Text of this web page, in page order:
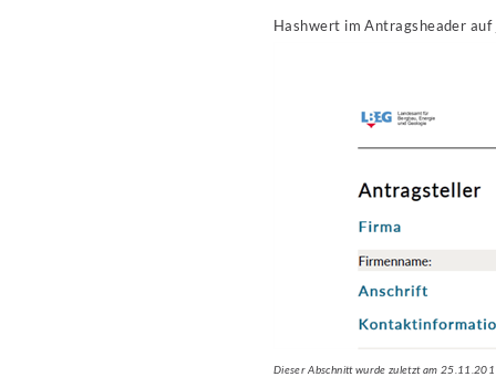
Hashwert im Antragsheader auf
Dieser Abschnitt wurde zuletzt am